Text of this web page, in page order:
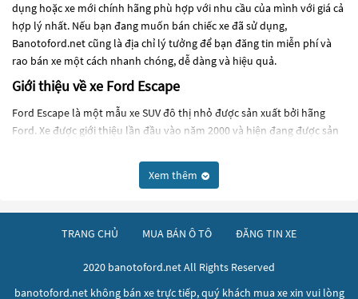
dụng hoặc xe mới chính hãng phù hợp với nhu cầu của mình với giá cả
hợp lý nhất. Nếu bạn đang muốn bán chiếc xe đã sử dụng,
Banotoford.net cũng là địa chỉ lý tưởng để bạn đăng tin miễn phí và
rao bán xe một cách nhanh chóng, dễ dàng và hiệu quả.
Giới thiệu về xe Ford Escape
Ford Escape là một mẫu xe SUV đô thị nhỏ được sản xuất bởi hãng
Ford. Xe được giới thiệu lần đầu vào năm 2000 và hiện đang được sản
trong những mẫu xe SUV đô thị phổ biến nhất trên thị trường, cạnh
tranh với các đối thủ như Honda CR-V và Toyota RAV4.
kế gọn gàng và cảm giác thể thao. Nội thất của xe được trang bị các
ứng, hệ thống âm thanh cao cấp, hệ thống giải trí cho các hàng ghế
Xem thêm
TRANG CHỦ MUA BÁN Ô TÔ ĐĂNG TIN XE
2020 banotoford.net All Rights Reserved
banotoford.net không bán xe trực tiếp, quý khách mua xe xin vui lòng